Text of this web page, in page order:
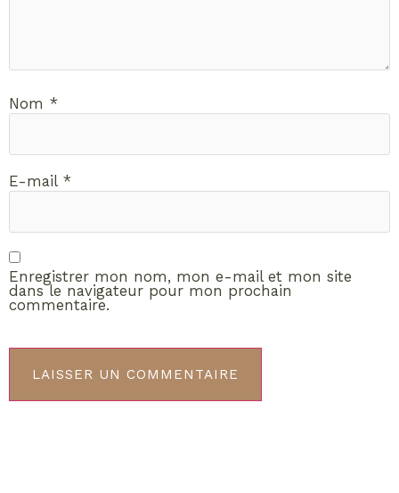
Nom *
E-mail *
Enregistrer mon nom, mon e-mail et mon site
dans le navigateur pour mon prochain
commentaire.